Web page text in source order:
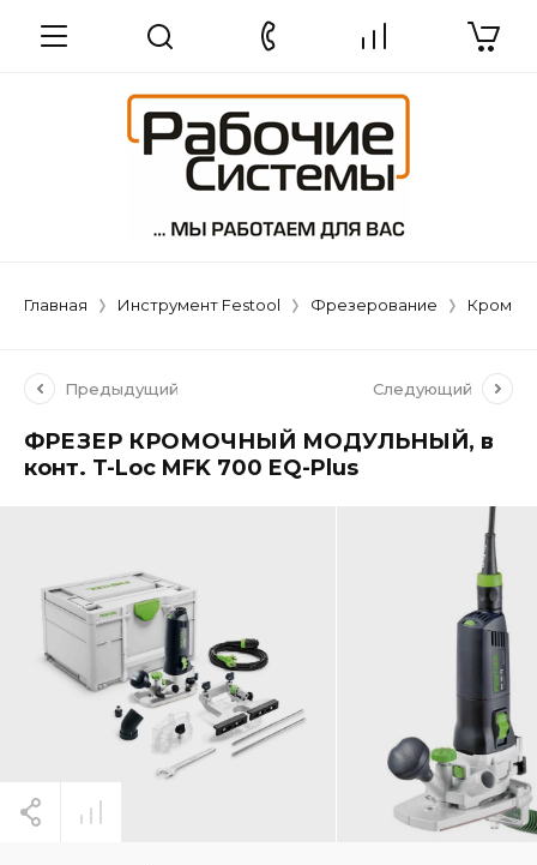
Главная Инструмент Festool Фрезерование
Предыдущий Следующий
ФРЕЗЕР КРОМОЧНЫЙ МОДУЛЬНЫЙ, в
конт. T-Loc MFK 700 EQ-Plus